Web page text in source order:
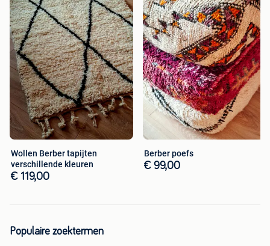
Wollen Berber tapijten
verschillende kleuren
€ 119,00
Berber poefs
€ 99,00
Populaire zoektermen